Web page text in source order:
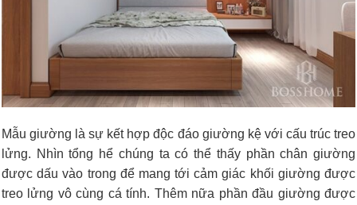
Mẫu giường là sự kết hợp độc đáo giường kệ với cấu trúc treo
lửng. Nhìn tổng hể chúng ta có thể thấy phần chân giường
được dấu vào trong để mang tới cảm giác khối giường được
treo lửng vô cùng cá tính. Thêm nữa phần đầu giường được